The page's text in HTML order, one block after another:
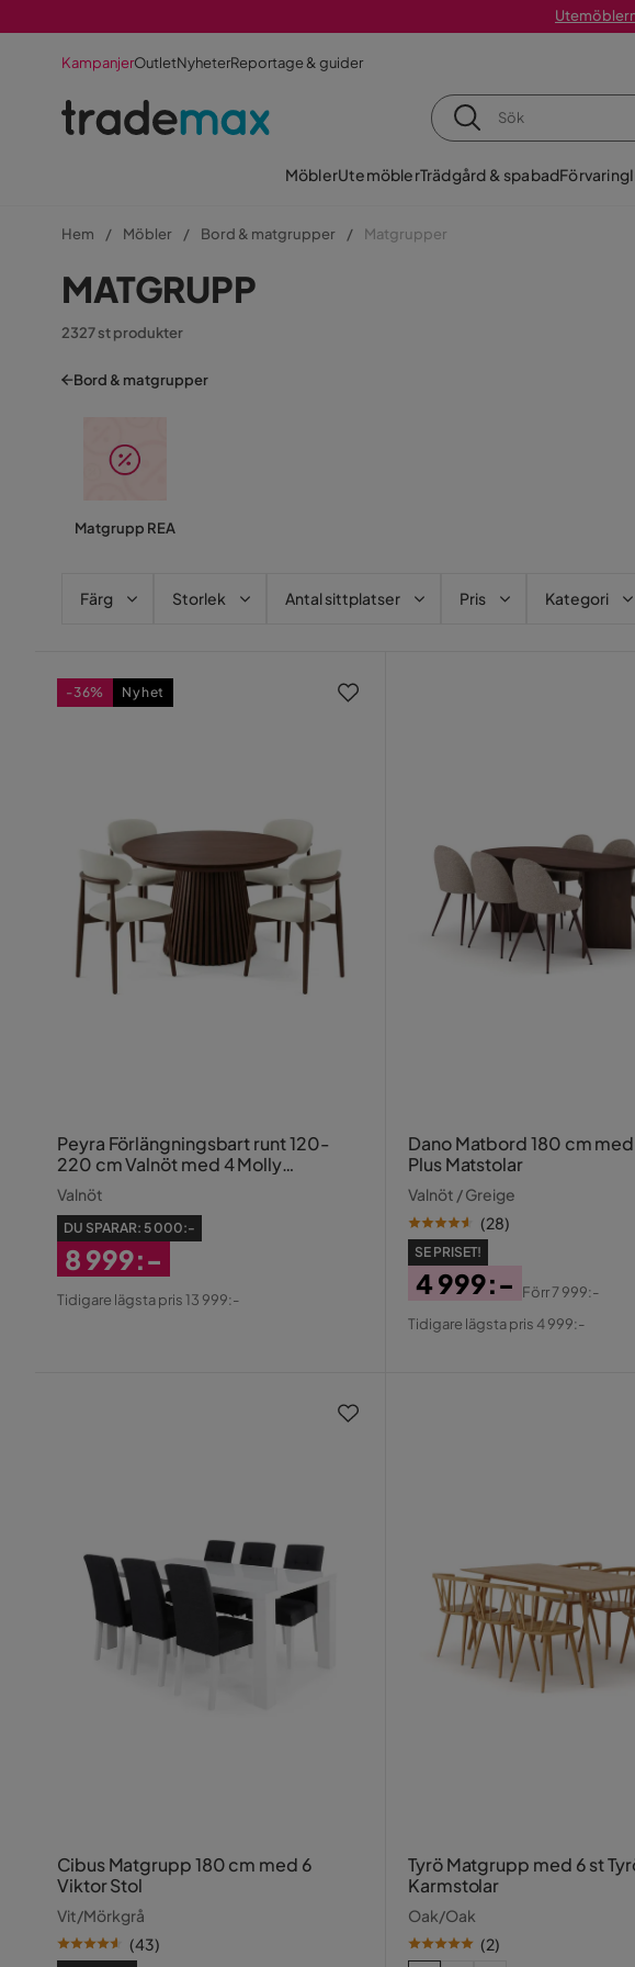
KampanjerOutletNyheterReportage & guider
MöblerUtemöblerTrädgård & spabadFörvaring
Hem Möbler Bord & matgrupper Matgrupper
MATGRUPP
2327 st produkter
Bord & matgrupper
Matgrupp REA
Färg Storlek Antal sittplatser Pris Kategori
Peyra Förlängningsbart runt 120-
220 cm Valnöt med 4 Molly
Matstolar
Valnöt
DU SPARAR: 5 000:-
Rabatterat
8 999:-
Tidigare lägsta pris 13 999:-
-36% Nyhet
Dano Matbord 180 cm med 6 Nibe
Plus Matstolar
Valnöt / Greige
(28)
SE PRISET!
Pris
4 999:-
Original
Förr7 999:-
Tidigare lägsta pris 4 999:-
Cibus Matgrupp 180 cm med 6
Viktor Stol
Vit/Mörkgrå
(43)
Tyrö Matgrupp med 6 st
Karmstolar
Oak/Oak
(2)